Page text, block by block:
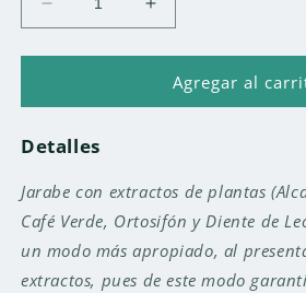
Reducir
cantidad
para
DRENAXTREM
750
Aumentar
cantidad
para
DRENAXTREM
750
Agregar al
Detalles
Jarabe con extractos de plantas
Café Verde, Ortosifón y Diente de
un modo más apropiado, al
extractos, pues de este modo